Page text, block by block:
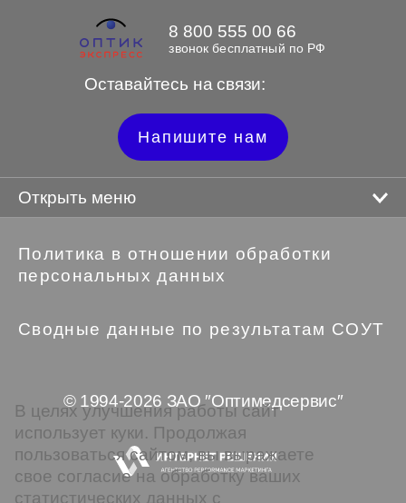
Оставайтесь на связи:
8 800 555 00 66
звонок бесплатный по РФ
Напишите нам
Открыть меню
Политика в отношении обработки
персональных данных
Сводные данные по результатам СОУТ
© 1994-2026 ЗАО ″Оптимедсервис″
В целях улучшения работы сайт
использует куки. Продолжая
пользоваться сайтом, вы выражаете
свое согласие на обработку ваших
статистических данных с